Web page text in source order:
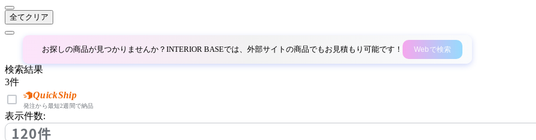
コサイン
DCW éditions
ディーシーダブリューエ
ディションズ
全てクリア
お探しの商品が見つかりませんか？INTERIOR BASEでは、外部サイトの商品でもお見積もり可能です！ Webで検索
検索結果
3件
QuickShip
発注から最短2週間で納品
表示件数:
120件